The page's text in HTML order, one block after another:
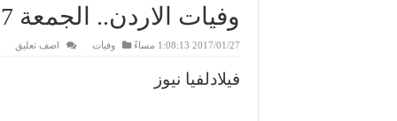
وفيات الاردن.. الجمعة 27-1-2017
2017/01/27 1:08:13 مساءً وفيات اضف تعليق
فيلادلفيا نيوز